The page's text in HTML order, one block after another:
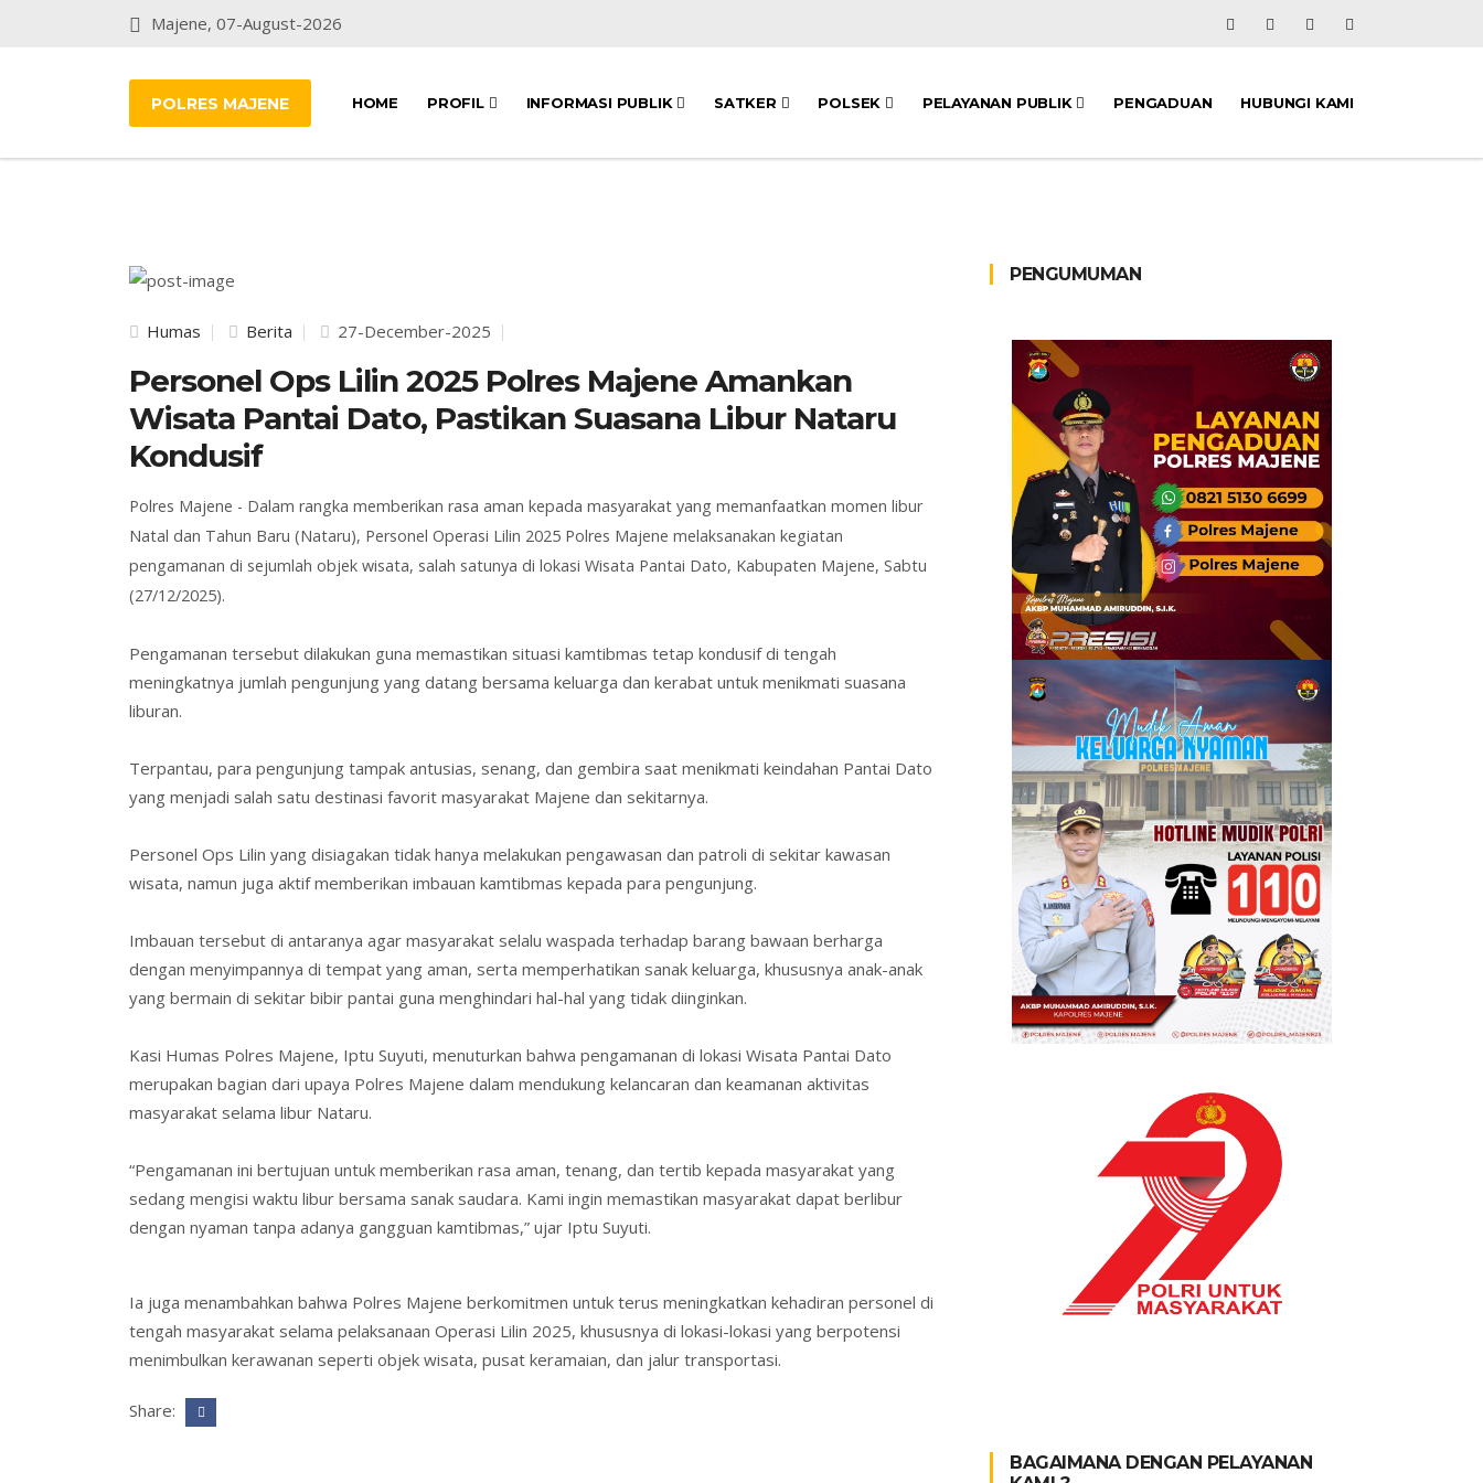
Majene, 07-August-2026
POLRES MAJENE HOME PROFIL INFORMASI PUBLIK SATKER POLSEK PELAYANAN PUBLIK PENGADUAN HUBUNGI KAMI
Humas Berita 27-December-2025
Personel Ops Lilin 2025 Polres Majene Amankan
Wisata Pantai Dato, Pastikan Suasana Libur Nataru
Kondusif
Polres Majene - Dalam rangka memberikan rasa aman kepada masyarakat yang memanfaatkan momen libur
Natal dan Tahun Baru (Nataru), Personel Operasi Lilin 2025 Polres Majene melaksanakan kegiatan
pengamanan di sejumlah objek wisata, salah satunya di lokasi Wisata Pantai Dato, Kabupaten Majene, Sabtu
(27/12/2025).
Pengamanan tersebut dilakukan guna memastikan situasi kamtibmas tetap kondusif di tengah
meningkatnya jumlah pengunjung yang datang bersama keluarga dan kerabat untuk menikmati suasana
liburan.
Terpantau, para pengunjung tampak antusias, senang, dan gembira saat menikmati keindahan Pantai Dato
yang menjadi salah satu destinasi favorit masyarakat Majene dan sekitarnya.
Personel Ops Lilin yang disiagakan tidak hanya melakukan pengawasan dan patroli di sekitar kawasan
wisata, namun juga aktif memberikan imbauan kamtibmas kepada para pengunjung.
Imbauan tersebut di antaranya agar masyarakat selalu waspada terhadap barang bawaan berharga
dengan menyimpannya di tempat yang aman, serta memperhatikan sanak keluarga, khususnya anak-anak
yang bermain di sekitar bibir pantai guna menghindari hal-hal yang tidak diinginkan.
Kasi Humas Polres Majene, Iptu Suyuti, menuturkan bahwa pengamanan di lokasi Wisata Pantai Dato
merupakan bagian dari upaya Polres Majene dalam mendukung kelancaran dan keamanan aktivitas
masyarakat selama libur Nataru.
“Pengamanan ini bertujuan untuk memberikan rasa aman, tenang, dan tertib kepada masyarakat yang
sedang mengisi waktu libur bersama sanak saudara. Kami ingin memastikan masyarakat dapat berlibur
dengan nyaman tanpa adanya gangguan kamtibmas,” ujar Iptu Suyuti.
Ia juga menambahkan bahwa Polres Majene berkomitmen untuk terus meningkatkan kehadiran personel di
tengah masyarakat selama pelaksanaan Operasi Lilin 2025, khususnya di lokasi-lokasi yang berpotensi
menimbulkan kerawanan seperti objek wisata, pusat keramaian, dan jalur transportasi.
Share:
PENGUMUMAN
BAGAIMANA DENGAN PELAYANAN